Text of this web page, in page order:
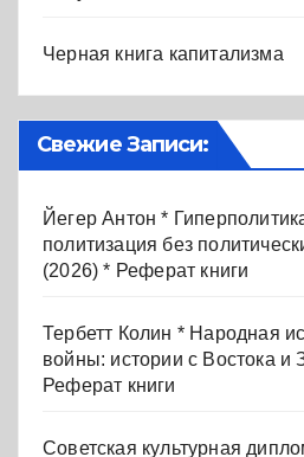
Черная книга капитализма
Свежие Записи:
Йегер Антон *
политизация без
(2026) * Реферат книги
Тербетт Колин * Народная
войны: истории с Востока и
Реферат книги
Советская культурная